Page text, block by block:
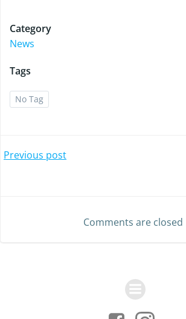
Category
News
Tags
No Tag
Post
Previous post
navigationComments are closed